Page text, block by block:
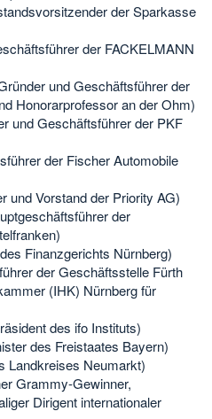
der Sparkasse
der FACKELMANN
und Geschäftsführer der
Honorarprofessor an der Ohm)
und Geschäftsführer der PKF
der Fischer Automobile
und Vorstand der Priority AG)
der
Finanzgerichts Nürnberg)
der Geschäftsstelle Fürth
(IHK) Nürnberg für
des ifo Instituts)
des Freistaates Bayern)
Landkreises Neumarkt)
Grammy-Gewinner,
Dirigent internationaler